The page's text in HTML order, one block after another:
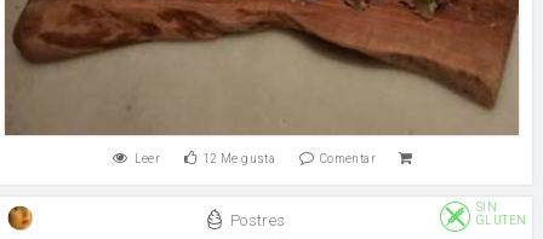
Leer 12 Me gusta Comentar
Postres
SIN
GLUTEN